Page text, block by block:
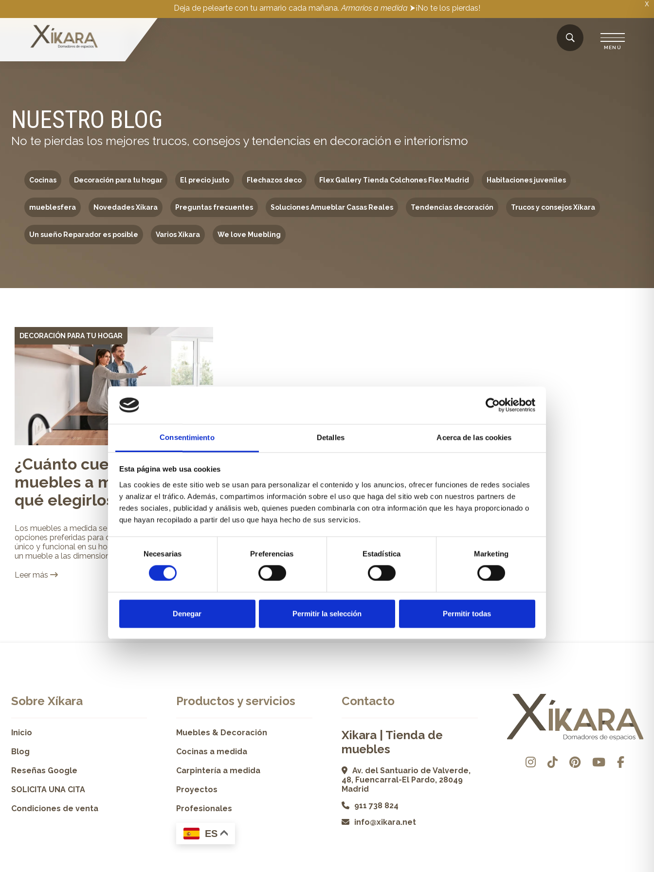
Consentimiento Detalles Acerca de las cookies
Esta página web usa cookies
Las cookies de este sitio web se usan para personalizar el contenido y los anuncios, ofrecer funciones de redes sociales
y analizar el tráfico. Además, compartimos información sobre el uso que haga del sitio web con nuestros partners de
redes sociales, publicidad y análisis web, quienes pueden combinarla con otra información que les haya proporcionado o
que hayan recopilado a partir del uso que haya hecho de sus servicios.
Selección
de
consentimiento
Necesarias Preferencias Estadística Marketing
Denegar Permitir la selección Permitir todas
X
Deja de pelearte con tu armario cada mañana. Armarios a medida ⮞¡No te los pierdas!
NUESTRO BLOG
No te pierdas los mejores trucos, consejos y tendencias en decoración e interiorismo
Cocinas Decoración para tu hogar El precio justo Flechazos deco Flex Gallery Tienda Colchones Flex Madrid Habitaciones juveniles
mueblesfera Novedades Xíkara Preguntas frecuentes Soluciones Amueblar Casas Reales Tendencias decoración Trucos y consejos Xíkara
Un sueño Reparador es posible Varios Xíkara We love Muebling
DECORACIÓN PARA TU HOGAR
¿Cuánto cuestan los
muebles a medida y por
qué elegirlos?
Los muebles a medida se han convertido en una de las
opciones preferidas para quienes buscan un diseño
único y funcional en su hogar. La capacidad de adaptar
un mueble a las dimensiones exactas de...
Leer más
Sobre Xíkara
Inicio
Blog
Reseñas Google
SOLICITA UNA CITA
Condiciones de venta
Productos y servicios
Muebles & Decoración
Cocinas a medida
Carpintería a medida
Proyectos
Profesionales
ES
Contacto
Xikara | Tienda de
muebles
Av. del Santuario de Valverde,
48, Fuencarral-El Pardo, 28049
Madrid
911 738 824
info@xikara.net